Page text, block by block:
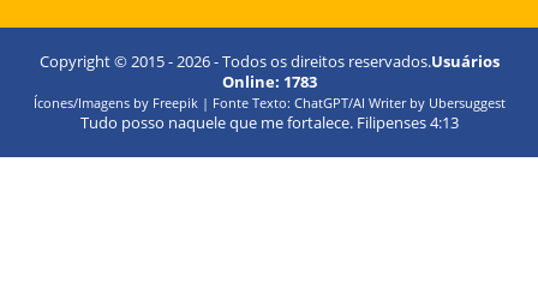
Copyright © 2015 -2026- Todos os direitos reservados.Usuários
Online: 1783
Ícones/Imagens by Freepik | Fonte Texto: ChatGPT/AI Writer by Ubersuggest
Tudo posso naquele que me fortalece. Filipenses 4:13